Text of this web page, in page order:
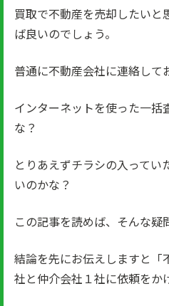
買取で不動産を売却したい
ば良いのでしょう。
普通に不動産会社に連絡して
インターネットを使った一
な？
とりあえずチラシの入ってい
いのかな？
この記事を読めば、そんな疑
結論を先にお伝えしますと「
社と仲介会社１社に依頼をか